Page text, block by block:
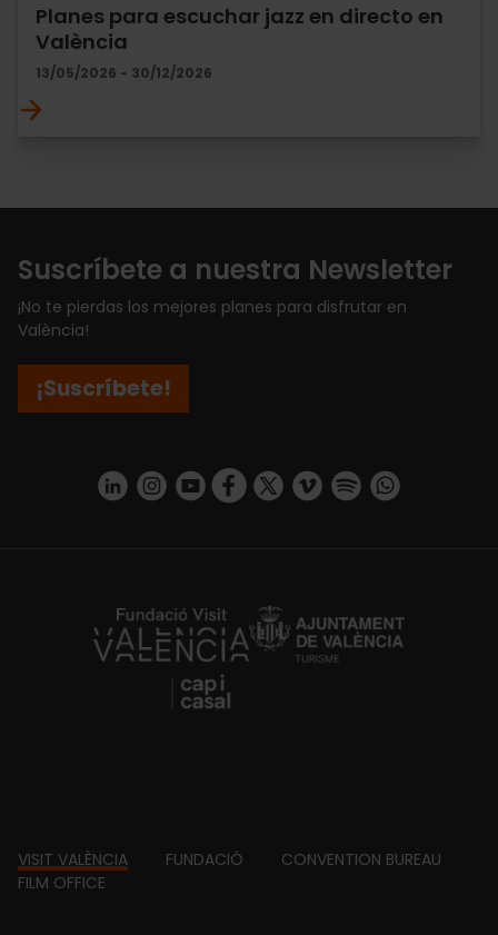
Planes para escuchar jazz en directo en
València
13/05/2026 - 30/12/2026
Suscríbete a nuestra Newsletter
¡No te pierdas los mejores planes para disfrutar en
València!
¡Suscríbete!
https://www.linkedin.com/company/turismo-valencia/mycompany/
https://www.instagram.com/visit_valencia/
https://www.youtube.com/user/
https://www.facebook.com/
https://twitter.com/
https://vimeo.com/
https://https://api.whatsapp.com/
https://fundacion.visitvalencia.com/
Footer
VISIT VALÈNCIA FUNDACIÓ
CONVENTION BUREAU
FILM OFFICE